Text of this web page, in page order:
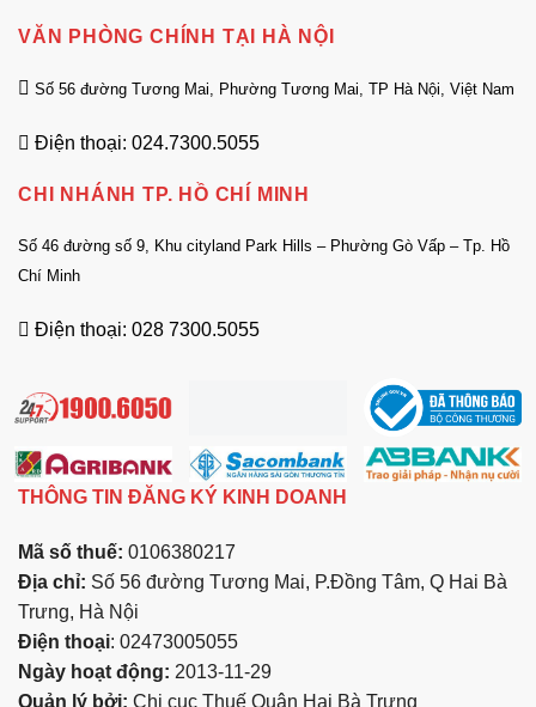
VĂN PHÒNG CHÍNH TẠI HÀ NỘI
Số 56 đường Tương Mai, Phường Tương Mai, TP Hà Nội, Việt Nam
Điện thoại: 024.7300.5055
CHI NHÁNH TP. HỒ CHÍ MINH
Số 46 đường số 9, Khu cityland Park Hills – Phường Gò Vấp – Tp. Hồ
Chí Minh
Điện thoại: 028 7300.5055
THÔNG TIN ĐĂNG KÝ KINH DOANH
Mã số thuế: 0106380217
Địa chỉ: Số 56 đường Tương Mai, P.Đồng Tâm, Q Hai Bà
Trưng, Hà Nội
Điện thoại: 02473005055
Ngày hoạt động: 2013-11-29
Quản lý bởi: Chi cục Thuế Quận Hai Bà Trưng